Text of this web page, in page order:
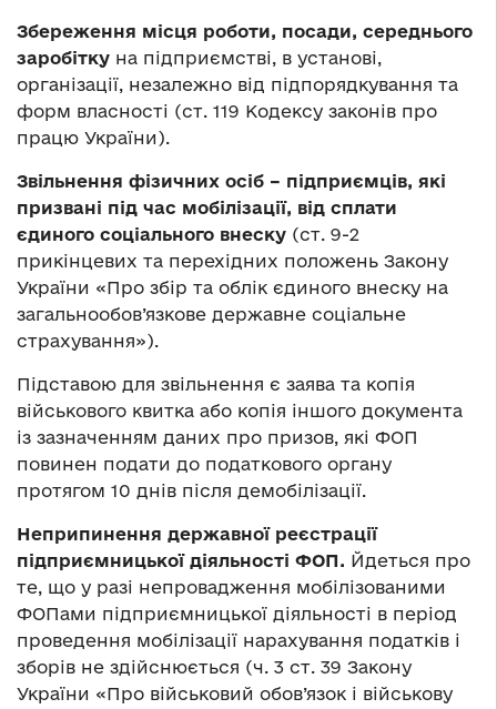
Збереження місця роботи, посади, середнього
заробітку на підприємстві, в установі,
організації, незалежно від підпорядкування та
форм власності (ст. 119 Кодексу законів про
працю України).
Звільнення фізичних осіб – підприємців, які
призвані під час мобілізації, від сплати
єдиного соціального внеску (ст. 9-2
прикінцевих та перехідних положень Закону
України «Про збір та облік єдиного внеску на
загальнообов’язкове державне соціальне
страхування»).
Підставою для звільнення є заява та копія
військового квитка або копія іншого документа
із зазначенням даних про призов, які ФОП
повинен подати до податкового органу
протягом 10 днів після демобілізації.
Неприпинення державної реєстрації
підприємницької діяльності ФОП. Йдеться про
те, що у разі непровадження мобілізованими
ФОПами підприємницької діяльності в період
проведення мобілізації нарахування податків і
зборів не здійснюється (ч. 3 ст. 39 Закону
України «Про військовий обов’язок і військову